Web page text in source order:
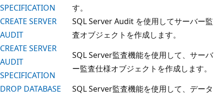
SPECIFICATION
す。
CREATE SERVER
AUDIT
SQL Server Audit を使用してサーバー監
査オブジェクトを作成します。
CREATE SERVER
AUDIT
SPECIFICATION
SQL Server監査機能を使用して、サーバ
ー監査仕様オブジェクトを作成します。
DROP DATABASE
SQL Server監査機能を使用して、データ